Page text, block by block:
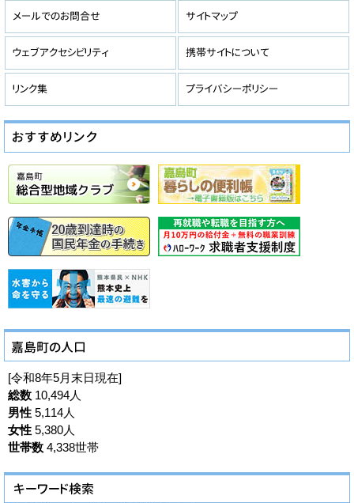
[令和8年5月末日現在]
総数 10,494人
男性 5,114人
女性 5,380人
世帯数 4,338世帯